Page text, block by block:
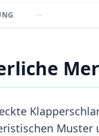
--
Muster